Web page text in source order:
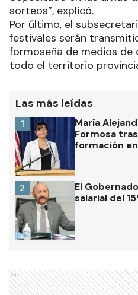
sorteos”, explicó.
Por último, el
festivales serán
formoseña de medios de
todo el territorio
Las más leídas
María
Formosa
formación
1
El
salarial del
2
Ads